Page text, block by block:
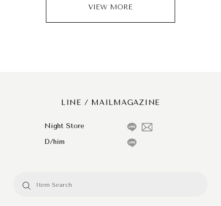
VIEW MORE
LINE / MAILMAGAZINE
Night Store
D/him